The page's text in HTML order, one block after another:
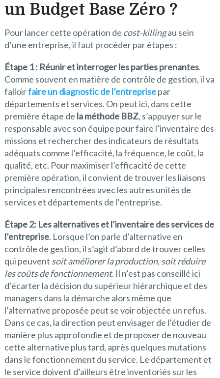
un Budget Base Zéro ?
Pour lancer cette opération de cost-killingau sein
d’une entreprise, il faut procéder par étapes :
Étape 1 : Réunir et interroger les parties prenantes.
Comme souvent en matière de contrôle de gestion, il va
falloirfaire un diagnostic de l’entreprisepar
départements et services. On peut ici, dans cette
première étape de la méthode BBZ, s’appuyer sur le
responsable avec son équipe pour faire l’inventaire des
missions et rechercher des indicateurs de résultats
adéquats comme l’efficacité, la fréquence, le coût, la
qualité, etc. Pour maximiser l’efficacité de cette
première opération, il convient de trouver les liaisons
principales rencontrées avec les autres unités de
services et départements de l’entreprise.
Étape 2: Les alternatives et l’inventaire des services de
l’entreprise. Lorsque l’on parle d’alternative en
contrôle de gestion, il s’agit d’abord de trouver celles
qui peuvent soit améliorer la production, soit réduire
les coûts de fonctionnement. Il n’est pas conseillé ici
d’écarter la décision du supérieur hiérarchique et des
managers dans la démarche alors même que
l’alternative proposée peut se voir objectée un refus.
Dans ce cas, la direction peut envisager de l’étudier de
manière plus approfondie et de proposer de nouveau
cette alternative plus tard, après quelques mutations
dans le fonctionnement du service. Le département et
le service doivent d’ailleurs être inventoriés sur les